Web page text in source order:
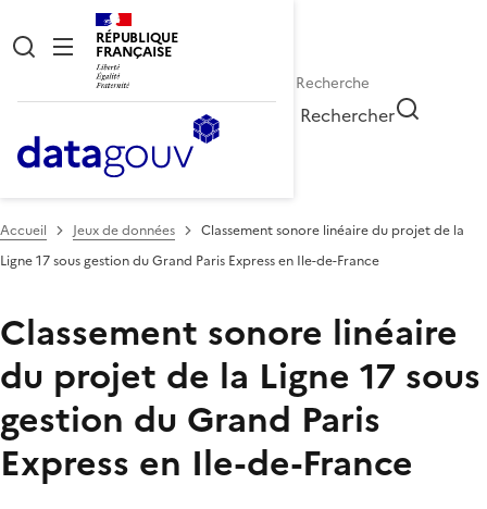
RÉPUBLIQUE
FRANÇAISE
Rechercher
Accueil Jeux de données
Classement sonore linéaire du projet de la
Ligne 17 sous gestion du Grand Paris Express en Ile-de-France
Classement sonore linéaire
du projet de la Ligne 17 sous
gestion du Grand Paris
Express en Ile-de-France